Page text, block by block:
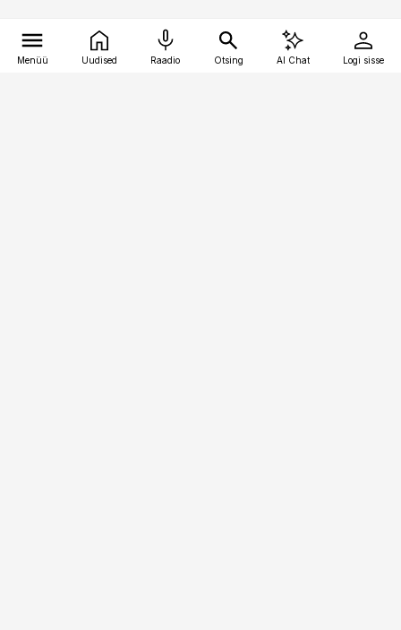
Menüü Uudised Raadio Otsing AI Chat Logi sisse